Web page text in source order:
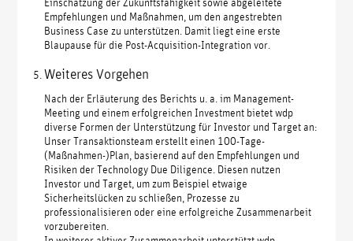
Empfehlungen und Maßnahmen, um den angestrebten
Business Case zu unterstützen. Damit liegt eine erste
Blaupause für die Post-Acquisition-Integration vor.
Weiteres Vorgehen
Nach der Erläuterung des Berichts u. a. im Management-
Meeting und einem erfolgreichen Investment bietet wdp
diverse Formen der Unterstützung für Investor und Target an:
Unser Transaktionsteam erstellt einen 100-Tage-
(Maßnahmen-)Plan, basierend auf den Empfehlungen und
Risiken der Technology Due Diligence. Diesen nutzen
Investor und Target, um zum Beispiel etwaige
Sicherheitslücken zu schließen, Prozesse zu
professionalisieren oder eine erfolgreiche Zusammenarbeit
vorzubereiten.